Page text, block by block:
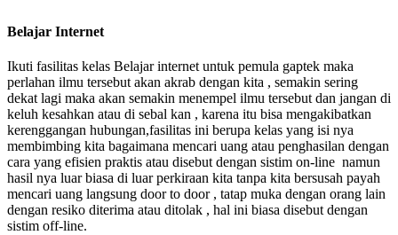
Belajar Internet
Ikuti fasilitas kelas Belajar internet untuk pemula gaptek maka
perlahan ilmu tersebut akan akrab dengan kita , semakin sering
dekat lagi maka akan semakin menempel ilmu tersebut dan jangan di
keluh kesahkan atau di sebal kan , karena itu bisa mengakibatkan
kerenggangan hubungan,fasilitas ini berupa kelas yang isi nya
membimbing kita bagaimana mencari uang atau penghasilan dengan
cara yang efisien praktis atau disebut dengan sistim on-line namun
hasil nya luar biasa di luar perkiraan kita tanpa kita bersusah payah
mencari uang langsung door to door , tatap muka dengan orang lain
dengan resiko diterima atau ditolak , hal ini biasa disebut dengan
sistim off-line.